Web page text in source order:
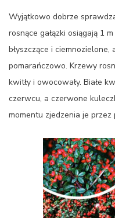
Wyjątkowo dobrze
rosnące gałązki osiągają 1
błyszczące i
pomarańczowo. Krzewy
kwitły i owocowały. Białe
czerwcu, a czerwone
momentu zjedzenia je przez